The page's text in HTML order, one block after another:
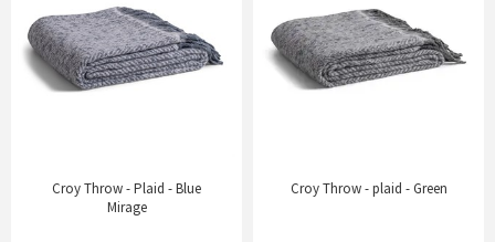
Croy Throw - Plaid - Blue
Mirage
Croy Throw - plaid - Green